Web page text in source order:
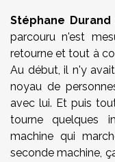
Stéphane Durand
parcouru n'est
retourne et tout à
Au début, il n'y
noyau de
avec lui. Et puis
tourne quelques
machine qui
seconde machine,